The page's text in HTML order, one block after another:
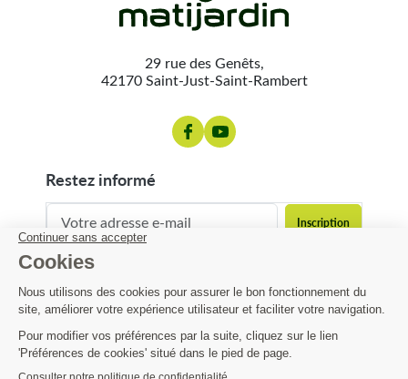
29 rue des Genêts,
42170 Saint-Just-Saint-Rambert
restez informé
contact@matijardin.fr 04 81 120 120
Matijardin